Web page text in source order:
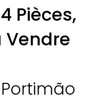
Pièces,
Vendre
Portimão